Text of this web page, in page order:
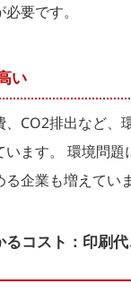
要です。
い
、CO2排出など、
います。 環境問題
企業も増えていま
るコスト：印刷